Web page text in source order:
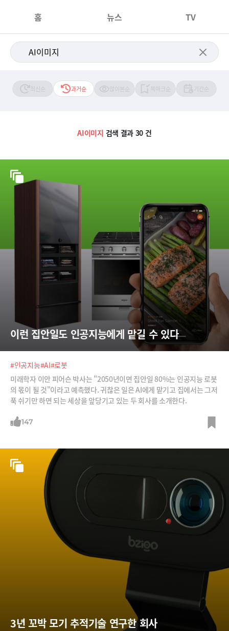
홈 뉴스 TV
과거순
AI이미지 검색 결과 30 건
이런 집안일도 인공지능에게 맡길 수 있다
#인공지능#AI#로봇
미래학자 이안 피어슨 박사는 "2050년이면 집안일 80%는 인공지능 로봇
의 몫이 될 것"이라고 예측했다. 귀찮은 일은 AI에게 맡기고 집에서는 그저
푹 쉬기만 하면 되는 세상을 앞당기고 있는 두 회사를 소개한다.
147
3년 꼬박 모기 추적기술 연구한 회사